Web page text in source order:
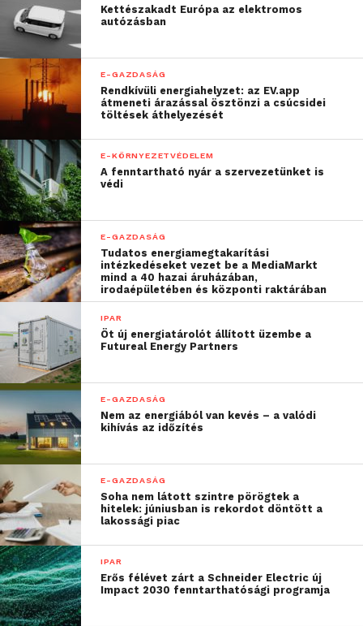
„Az oltalomszerzés nem
csupán jogi védelmet
biztosít, hanem
gazdasági hasznot is hoz
a vállalkozások számára.
A tudatosan felépített és
kezelt szellemi
tulajdonjogi portfólió
versenyelőnyt jelent a
konkurenciával szemben.
A legfontosabb azonban,
hogy jogbiztonságot
teremt, megvédve a
feltalálókat és
vállalkozásokat például a
hamisítók ellen. Az
oltalom megszerzése az
első lépés a sikeres
innovációhasznosításban”
–emeli ki Farkas Szabolcs, az SZTNH elnöke.
A kampányban bemutatott Aquaprofit Zrt. több mint
Kettészakadt Európa az elektromos
autózásban
E-GAZDASÁG
Rendkívüli energiahelyzet: az EV.app
átmeneti árazással ösztönzi a csúcsidei
töltések áthelyezését
E-KÖRNYEZETVÉDELEM
A fenntartható nyár a szervezetünket is
védi
E-GAZDASÁG
Tudatos energiamegtakarítási
intézkedéseket vezet be a MediaMarkt
mind a 40 hazai áruházában,
irodaépületében és központi raktárában
IPAR
Öt új energiatárolót állított üzembe a
Futureal Energy Partners
E-GAZDASÁG
Nem az energiából van kevés – a valódi
kihívás az időzítés
E-GAZDASÁG
Soha nem látott szintre pörögtek a
hitelek: júniusban is rekordot döntött a
lakossági piac
IPAR
Erős félévet zárt a Schneider Electric új
Impact 2030 fenntarthatósági programja